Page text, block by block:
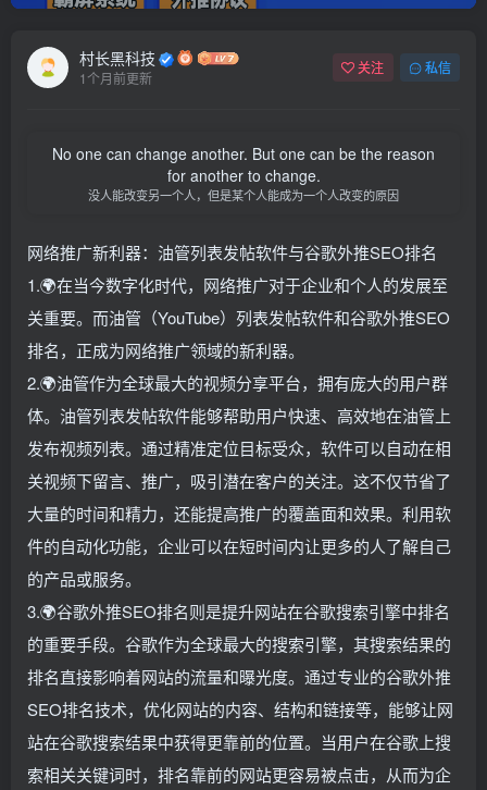
村长黑科技
1个月前更新
关注 私信
No one can change another. But one can be the reason
for another to change.
没人能改变另一个人，但是某个人能成为一个人改变的原因
网络推广新利器：油管列表发帖软件与谷歌外推SEO排名
1.🌍在当今数字化时代，网络推广对于企业和个人的发展至
关重要。而油管（YouTube）列表发帖软件和谷歌外推SEO
排名，正成为网络推广领域的新利器。
2.🌍油管作为全球最大的视频分享平台，拥有庞大的用户群
体。油管列表发帖软件能够帮助用户快速、高效地在油管上
发布视频列表。通过精准定位目标受众，软件可以自动在相
关视频下留言、推广，吸引潜在客户的关注。这不仅节省了
大量的时间和精力，还能提高推广的覆盖面和效果。利用软
件的自动化功能，企业可以在短时间内让更多的人了解自己
的产品或服务。
3.🌍谷歌外推SEO排名则是提升网站在谷歌搜索引擎中排名
的重要手段。谷歌作为全球最大的搜索引擎，其搜索结果的
排名直接影响着网站的流量和曝光度。通过专业的谷歌外推
SEO排名技术，优化网站的内容、结构和链接等，能够让网
站在谷歌搜索结果中获得更靠前的位置。当用户在谷歌上搜
索相关关键词时，排名靠前的网站更容易被点击，从而为企